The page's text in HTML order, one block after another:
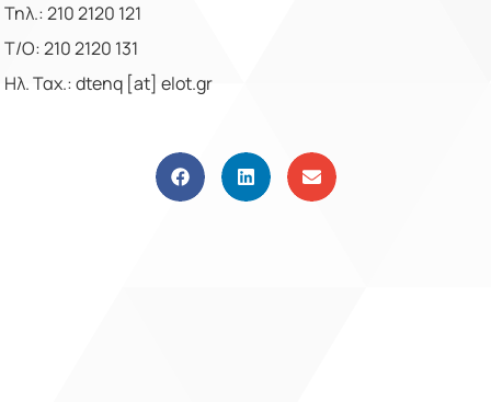
Τηλ.: 210 2120 121
Τ/Ο: 210 2120 131
Ηλ. Ταχ.:dtenq [at] elot.gr